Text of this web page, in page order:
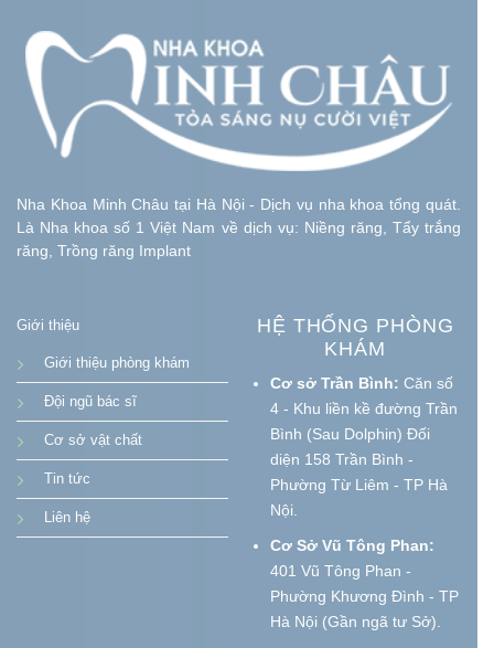
Nha Khoa Minh Châu tại Hà Nội - Dịch vụ nha khoa tổng quát.
Là Nha khoa số 1 Việt Nam về dịch vụ: Niềng răng, Tẩy trắng
răng, Trồng răng Implant
Giới thiệu
Giới thiệu phòng khám
Đội ngũ bác sĩ
Cơ sở vật chất
Tin tức
Liên hệ
HỆ THỐNG PHÒNG
KHÁM
Cơ sở Trần Bình: Căn số
4 - Khu liền kề đường Trần
Bình (Sau Dolphin) Đối
diện 158 Trần Bình -
Phường Từ Liêm - TP Hà
Nội.
Cơ Sở Vũ Tông Phan:
401 Vũ Tông Phan -
Phường Khương Đình - TP
Hà Nội (Gần ngã tư Sở).